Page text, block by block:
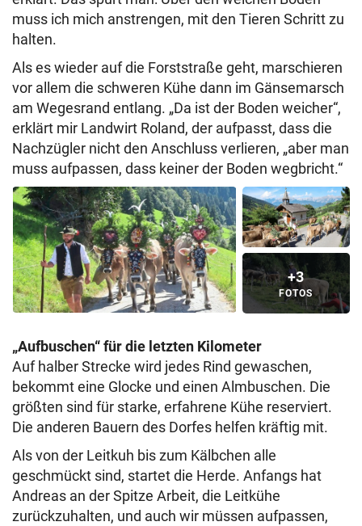
muss ich mich anstrengen, mit den Tieren Schritt zu
halten.
Als es wieder auf die Forststraße geht, marschieren
vor allem die schweren Kühe dann im Gänsemarsch
am Wegesrand entlang. „Da ist der Boden weicher“,
erklärt mir Landwirt Roland, der aufpasst, dass die
Nachzügler nicht den Anschluss verlieren, „aber man
muss aufpassen, dass keiner der Boden wegbricht.“
+3
FOTOS
„Aufbuschen“ für die letzten Kilometer
Auf halber Strecke wird jedes Rind gewaschen,
bekommt eine Glocke und einen Almbuschen. Die
größten sind für starke, erfahrene Kühe reserviert.
Die anderen Bauern des Dorfes helfen kräftig mit.
Als von der Leitkuh bis zum Kälbchen alle
geschmückt sind, startet die Herde. Anfangs hat
Andreas an der Spitze Arbeit, die Leitkühe
zurückzuhalten, und auch wir müssen aufpassen,